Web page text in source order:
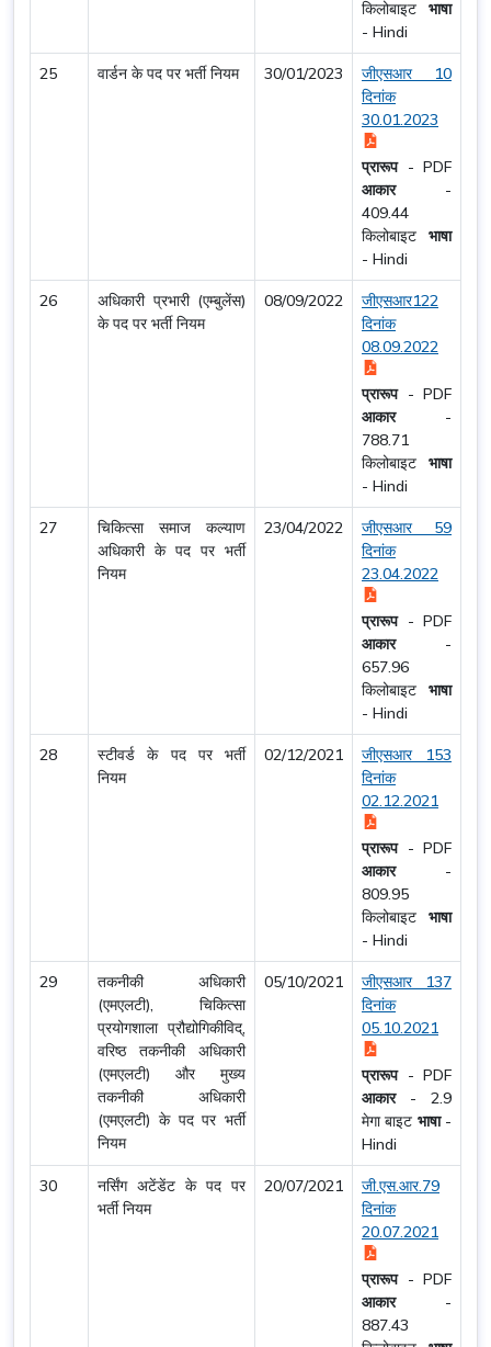
किलोबाइट भाषा
- Hindi
25 वार्डन के पद पर भर्ती नियम 30/01/2023
जीएसआर 10
दिनांक
30.01.2023
प्रारूप- PDF
आकार -
409.44
किलोबाइट भाषा
- Hindi
26
अधिकारी प्रभारी (एम्बुलेंस)
के पद पर भर्ती नियम
08/09/2022
जीएसआर122
दिनांक
08.09.2022
प्रारूप- PDF
आकार -
788.71
किलोबाइट भाषा
- Hindi
27
चिकित्सा समाज कल्याण
अधिकारी के पद पर भर्ती
नियम
23/04/2022
जीएसआर 59
दिनांक
23.04.2022
प्रारूप- PDF
आकार -
657.96
किलोबाइट भाषा
- Hindi
28
स्टीवर्ड के पद पर भर्ती
नियम
02/12/2021
जीएसआर 153
दिनांक
02.12.2021
प्रारूप- PDF
आकार -
809.95
किलोबाइट भाषा
- Hindi
29
तकनीकी अधिकारी
(एमएलटी), चिकित्सा
प्रयोगशाला प्रौद्योगिकीविद्,
वरिष्ठ तकनीकी अधिकारी
(एमएलटी) और मुख्य
तकनीकी अधिकारी
(एमएलटी) के पद पर भर्ती
नियम
05/10/2021
जीएसआर 137
दिनांक
05.10.2021
प्रारूप- PDF
आकार - 2.9
मेगा बाइट भाषा-
Hindi
30
नर्सिंग अटेंडेंट के पद पर
भर्ती नियम
20/07/2021
जी.एस.आर.79
दिनांक
20.07.2021
प्रारूप- PDF
आकार -
887.43